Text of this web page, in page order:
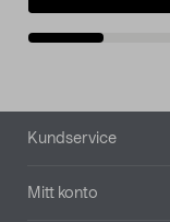
Sidfot
Kundservice
Mitt konto